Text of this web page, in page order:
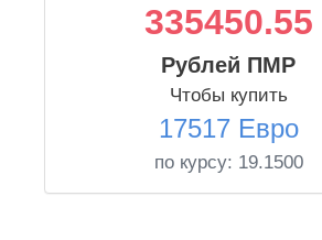
335450.55
Рублей ПМР
Чтобы купить
17517 Евро
по курсу: 19.1500